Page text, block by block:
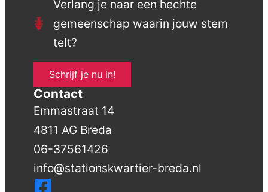
Verlang je naar een hechte
gemeenschap waarin jouw stem
telt?
Schrijf je nu in!
Contact
Emmastraat 14
4811 AG Breda
06-37561426
info@stationskwartier-breda.nl